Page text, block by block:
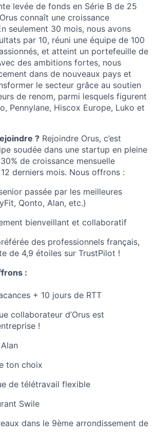
levée de fonds en Série B de 25
connaît une croissance
seulement 30 mois, nous avons
par 10, réuni une équipe de 100
et atteint un portefeuille de
des ambitions fortes, nous
dans de nouveaux pays et
le secteur grâce au soutien
de renom, parmi lesquels figurent
Pennylane, Hiscox Europe, Luko et
? Rejoindre Orus, c’est
soudée dans une startup en pleine
de croissance mensuelle
derniers mois. Nous offrons :
passée par les meilleures
Qonto, Alan, etc.)
bienveillant et collaboratif
des professionnels français,
de 4,9 étoiles sur TrustPilot !
:
+ 10 jours de RTT
collaborateur d’Orus est
!
ton choix
de télétravail flexible
Swile
dans le 9ème arrondissement de